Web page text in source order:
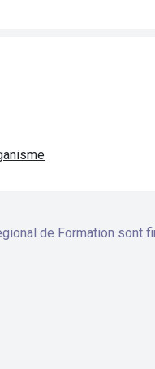
de Formation sont